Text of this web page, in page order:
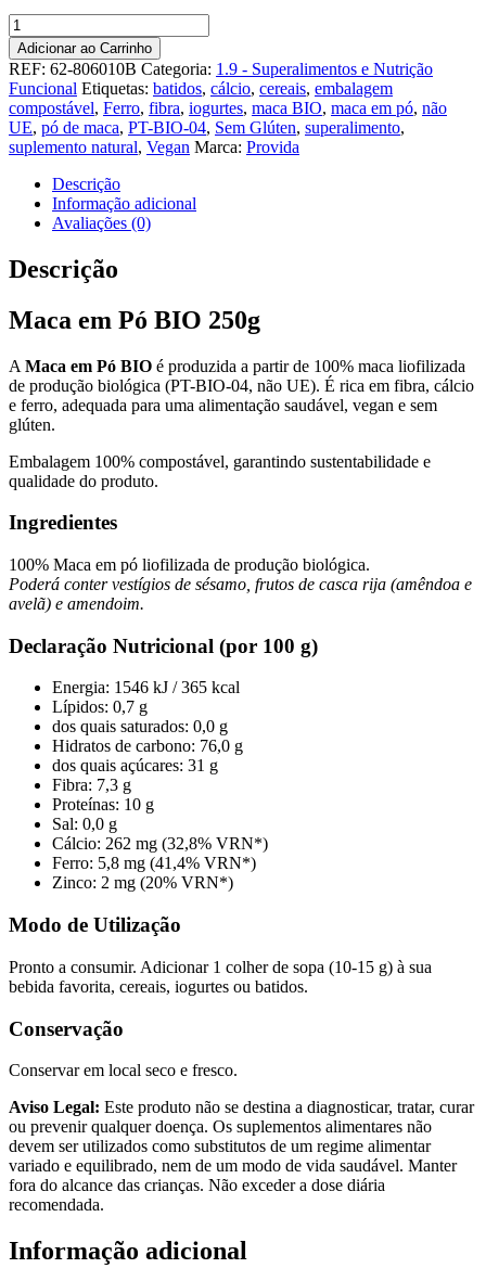
Quantidade
de
MACA
em
Pó
Bio
Provida
250gr
Adicionar ao Carrinho
REF: 62-806010B Categoria: 1.9 - Superalimentos e Nutrição
Funcional Etiquetas: batidos, cálcio, cereais, embalagem
compostável, Ferro, fibra, iogurtes, maca BIO, maca em pó, não
UE, pó de maca, PT-BIO-04, Sem Glúten, superalimento,
suplemento natural, Vegan Marca: Provida
Descrição
Informação adicional
Avaliações (0)
Descrição
Maca em Pó BIO 250g
A Maca em Pó BIO é produzida a partir de 100% maca liofilizada
de produção biológica (PT-BIO-04, não UE). É rica em fibra, cálcio
e ferro, adequada para uma alimentação saudável, vegan e sem
glúten.
Embalagem 100% compostável, garantindo sustentabilidade e
qualidade do produto.
Ingredientes
100% Maca em pó liofilizada de produção biológica.
Poderá conter vestígios de sésamo, frutos de casca rija (amêndoa e
avelã) e amendoim.
Declaração Nutricional (por 100 g)
Energia: 1546 kJ / 365 kcal
Lípidos: 0,7 g
dos quais saturados: 0,0 g
Hidratos de carbono: 76,0 g
dos quais açúcares: 31 g
Fibra: 7,3 g
Proteínas: 10 g
Sal: 0,0 g
Cálcio: 262 mg (32,8% VRN*)
Ferro: 5,8 mg (41,4% VRN*)
Zinco: 2 mg (20% VRN*)
Modo de Utilização
Pronto a consumir. Adicionar 1 colher de sopa (10-15 g) à sua
bebida favorita, cereais, iogurtes ou batidos.
Conservação
Conservar em local seco e fresco.
Aviso Legal: Este produto não se destina a diagnosticar, tratar, curar
ou prevenir qualquer doença. Os suplementos alimentares não
devem ser utilizados como substitutos de um regime alimentar
variado e equilibrado, nem de um modo de vida saudável. Manter
fora do alcance das crianças. Não exceder a dose diária
recomendada.
Informação adicional